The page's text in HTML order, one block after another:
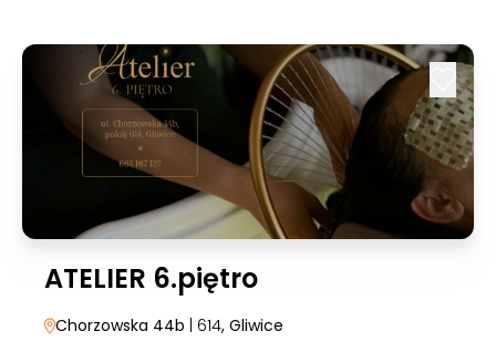
ATELIER 6.piętro
Chorzowska 44b | 614, Gliwice